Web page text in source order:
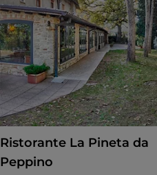
Ristorante La Pineta da
Peppino